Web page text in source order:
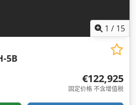
1 / 15
5B
€122,925
固定价格 不含增值税